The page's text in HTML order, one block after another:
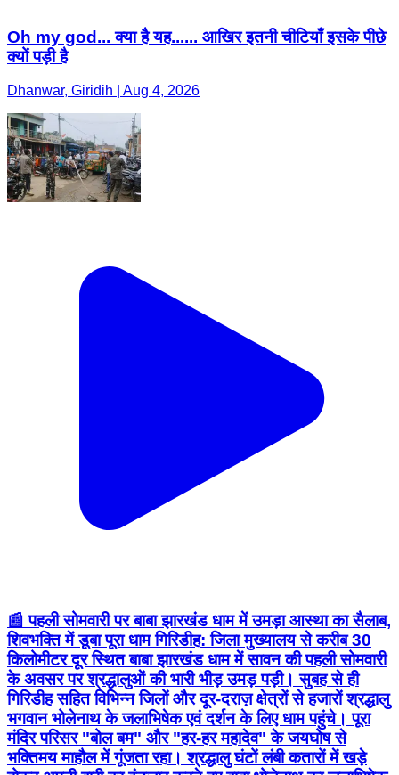
Oh my god... क्या है यह...... आखिर इतनी चीटियाँ इसके पीछे
क्यों पड़ी है
Dhanwar, Giridih | Aug 4, 2026
📰 पहली सोमवारी पर बाबा झारखंड धाम में उमड़ा आस्था का सैलाब,
शिवभक्ति में डूबा पूरा धाम गिरिडीह: जिला मुख्यालय से करीब 30
किलोमीटर दूर स्थित बाबा झारखंड धाम में सावन की पहली सोमवारी
के अवसर पर श्रद्धालुओं की भारी भीड़ उमड़ पड़ी। सुबह से ही
गिरिडीह सहित विभिन्न जिलों और दूर-दराज़ क्षेत्रों से हजारों श्रद्धालु
भगवान भोलेनाथ के जलाभिषेक एवं दर्शन के लिए धाम पहुंचे। पूरा
मंदिर परिसर "बोल बम" और "हर-हर महादेव" के जयघोष से
भक्तिमय माहौल में गूंजता रहा। श्रद्धालु घंटों लंबी कतारों में खड़े